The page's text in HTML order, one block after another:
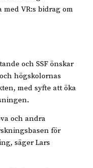
VR:s bidrag om
och SSF önskar
högskolornas
med syfte att öka
och andra
för
säger Lars